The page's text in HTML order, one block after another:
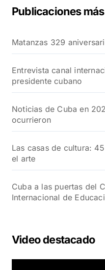
Publicaciones
Matanzas 329
Entrevista canal
presidente cubano
Noticias de Cuba en
ocurrieron
Las casas de cultura:
el arte
Cuba a las puertas del
Internacional de
Video destacado